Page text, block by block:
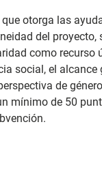
otorga las
del proyecto,
como recurso
social, el alcance
de
mínimo de 50